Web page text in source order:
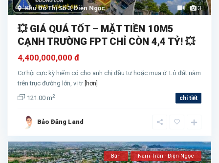
3
Khu Đô Thị Số 3,Điện Ngọc
💥 GIÁ QUÁ TỐT – MẶT TIỀN 10M5
CẠNH TRƯỜNG FPT CHỈ CÒN 4,4 TỶ! 💥
4,400,000,000 đ
Cơ hội cực kỳ hiếm có cho anh chị đầu tư hoặc mua ở. Lô đất nằm
trên trục đường lớn, vị tr [hơn]
121.00 m2 chi tiết
Bảo Đăng Land
Bán Nam Trân - Điện Ngọc